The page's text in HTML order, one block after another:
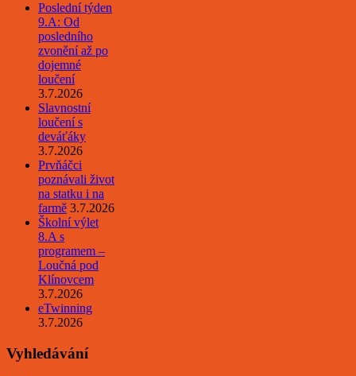
Poslední týden
9.A: Od
posledního
zvonění až po
dojemné
loučení
3.7.2026
Slavnostní
loučení s
deváťáky
3.7.2026
Prvňáčci
poznávali život
na statku i na
farmě 3.7.2026
Školní výlet
8.A s
programem –
Loučná pod
Klínovcem
3.7.2026
eTwinning
3.7.2026
Vyhledávání